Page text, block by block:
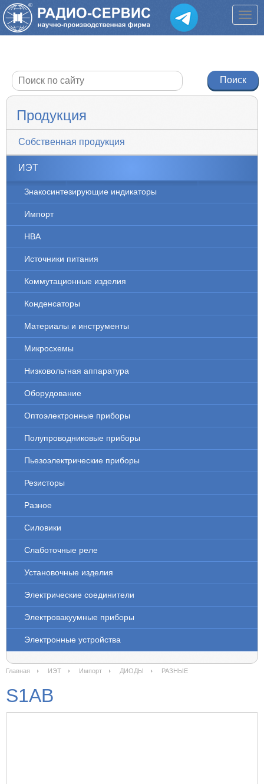
Продукция
Собственная продукция
ИЭТ
Знакосинтезирующие индикаторы
Импорт
НВА
Источники питания
Коммутационные изделия
Конденсаторы
Материалы и инструменты
Микросхемы
Низковольтная аппаратура
Оборудование
Оптоэлектронные приборы
Полупроводниковые приборы
Пьезоэлектрические приборы
Резисторы
Разное
Силовики
Слаботочные реле
Установочные изделия
Электрические соединители
Электровакуумные приборы
Электронные устройства
Главная ИЭТ Импорт ДИОДЫ РАЗНЫЕ
S1AB